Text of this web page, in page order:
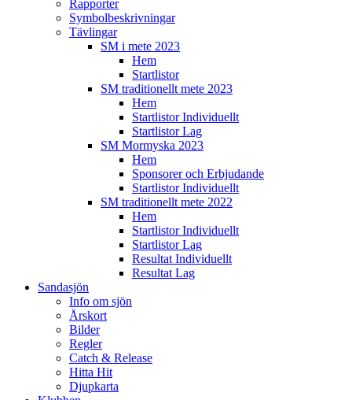
Rapporter
Symbolbeskrivningar
Tävlingar
SM i mete 2023
Hem
Startlistor
SM traditionellt mete 2023
Hem
Startlistor Individuellt
Startlistor Lag
SM Mormyska 2023
Hem
Sponsorer och Erbjudande
Startlistor Individuellt
SM traditionellt mete 2022
Hem
Startlistor Individuellt
Startlistor Lag
Resultat Individuellt
Resultat Lag
Sandasjön
Info om sjön
Årskort
Bilder
Regler
Catch & Release
Hitta Hit
Djupkarta